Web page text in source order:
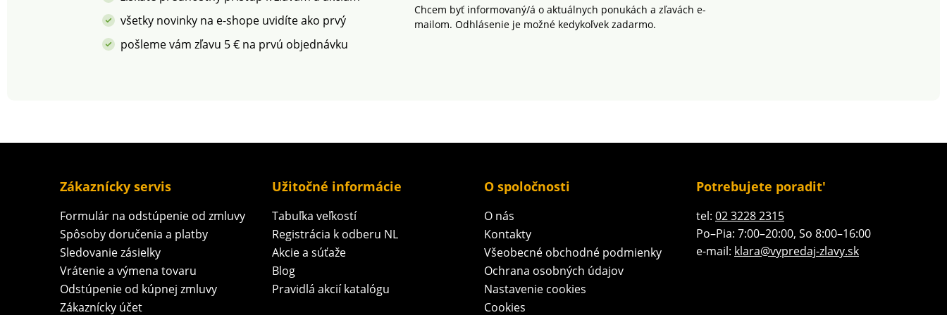
všetky novinky na e-shope uvidíte ako prvý
pošleme vám zľavu 5 € na prvú objednávku
Chcem byť informovaný/á o aktuálnych ponukách a zľavách e-
mailom. Odhlásenie je možné kedykoľvek zadarmo.
Zákaznícky servis
Formulár na odstúpenie od zmluvy
Spôsoby doručenia a platby
Sledovanie zásielky
Vrátenie a výmena tovaru
Odstúpenie od kúpnej zmluvy
Zákaznícky účet
Užitočné informácie
Tabuľka veľkostí
Registrácia k odberu NL
Akcie a súťaže
Blog
Pravidlá akcií katalógu
O spoločnosti
O nás
Kontakty
Všeobecné obchodné podmienky
Ochrana osobných údajov
Nastavenie cookies
Cookies
Potrebujete poradit'
tel: 02 3228 2315
Po–Pia: 7:00–20:00, So 8:00–16:00
e-mail: klara@vypredaj-zlavy.sk